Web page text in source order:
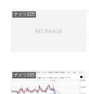
ナイツ225
ナイツ225